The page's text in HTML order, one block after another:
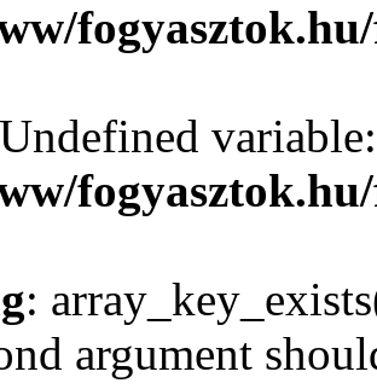
:
argument